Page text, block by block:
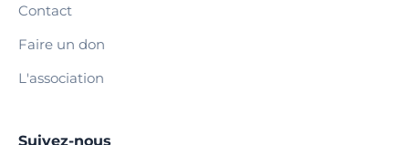
Contact
Faire un don
L'association
Suivez-nous